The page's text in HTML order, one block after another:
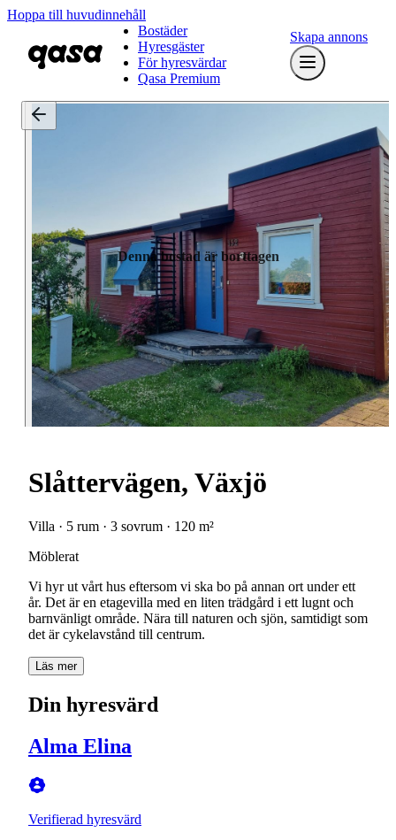
Hoppa till huvudinnehåll
Bostäder
Hyresgäster
För hyresvärdar
Qasa Premium
Skapa annons
Denna bostad är borttagen
Slåttervägen, Växjö
Villa · 5 rum · 3 sovrum · 120 m²
Möblerat
Vi hyr ut vårt hus eftersom vi ska bo på annan ort under ett
år. Det är en etagevilla med en liten trädgård i ett lugnt och
barnvänligt område. Nära till naturen och sjön, samtidigt som
det är cykelavstånd till centrum.
Läs mer
Din hyresvärd
Alma Elina
Verifierad hyresvärd